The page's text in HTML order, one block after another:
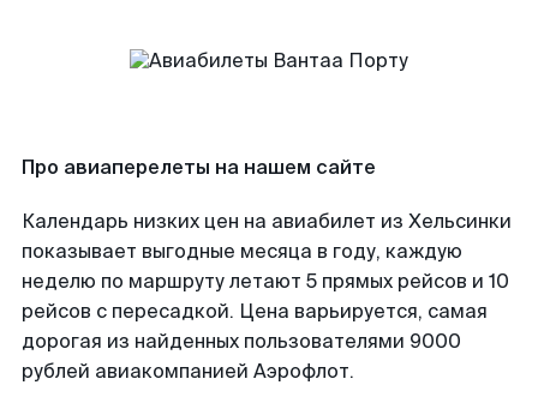
Про авиаперелеты на нашем сайте
Календарь низких цен на авиабилет из Хельсинки
показывает выгодные месяца в году, каждую
неделю по маршруту летают 5 прямых рейсов и 10
рейсов с пересадкой. Цена варьируется, самая
дорогая из найденных пользователями 9000
рублей авиакомпанией Аэрофлот.